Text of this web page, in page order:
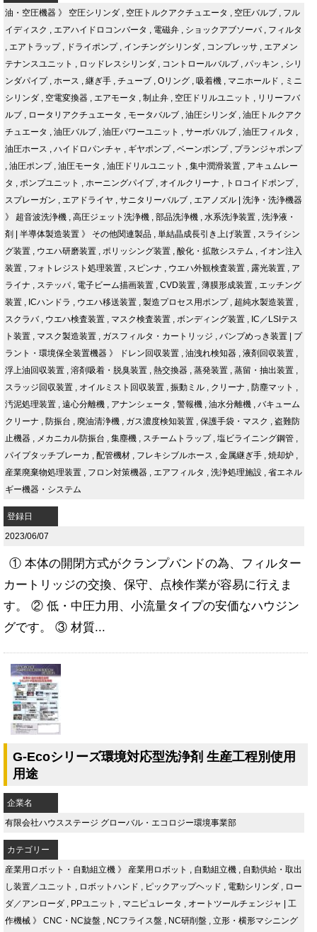
油・空圧機器 》 空圧シリンダ , 空圧トルクアクチュエータ , 空圧バルブ , フル
イディスク , エアハイドロコンバータ , 電磁弁 , ショックアブソーバ, フィルタ
, エアトラップ, ドライポンプ, インチングシリンダ , コンプレッサ , エアメン
テナンスユニット , ロッドレスシリンダ , コントロールバルブ , パッキン , シリ
ンダパイプ, ホース , 継ぎ手 , チューブ , Oリング , 吸着機 , マニホールド , ミニ
シリンダ , 空電変換器 , エアモータ , 制止弁 , 空圧ドリルユニット , リリーフバ
ルブ , ロータリアクチュエータ , モータバルブ , 油圧シリンダ , 油圧トルクアク
チュエータ , 油圧バルブ , 油圧パワーユニット , サーボバルブ , 油圧フィルタ ,
油圧ホース , ハイドロパンチャ , ギヤポンプ, ベーンポンプ, プランジャポンプ
, 油圧ポンプ, 油圧モータ , 油圧ドリルユニット , 集中潤滑装置 , アキュムレー
タ , ポンプユニット , ホーニングパイプ, オイルクリーナ , トロコイドポンプ,
スプレーガン , エアドライヤ , サニタリーバルブ , エアノズル
洗浄・洗浄機器
》 超音波洗浄機 , 高圧ジェット洗浄機 , 部品洗浄機 , 水系洗浄装置 , 洗浄液・
剤
半導体製造装置 》 その他関連製品 , 単結晶成長引き上げ装置 , スライシン
グ装置 , ウエハ研磨装置 , ポリッシング装置 , 酸化・拡散システム , イオン注入
装置 , フォトレジスト処理装置 , スピンナ , ウエハ外観検査装置 , 露光装置 , ア
ライナ , ステッパ , 電子ビーム描画装置 , CVD装置 , 薄膜形成装置 , エッチング
装置 , ICハンドラ , ウエハ移送装置 , 製造プロセス用ポンプ, 超純水製造装置 ,
スクラバ, ウエハ検査装置 , マスク検査装置 , ボンディング装置 , IC／LSIテス
ト装置 , マスク製造装置 , ガスフィルタ・カートリッジ , バンプめっき装置
プ
ラント・環境保全装置機器 》 ドレン回収装置 , 油洩れ検知器 , 液剤回収装置 ,
浮上油回収装置 , 溶剤吸着・脱臭装置 , 熱交換器 , 蒸発装置 , 蒸留・抽出装置 ,
スラッジ回収装置 , オイルミスト回収装置 , 振動ミル , クリーナ , 防塵マット ,
汚泥処理装置 , 遠心分離機 , アナンシェータ , 警報機 , 油水分離機 , バキューム
クリーナ , 防振台 , 廃油清浄機 , ガス濃度検知装置 , 保護手袋・マスク , 盗難防
止機器 , メカニカル防振台 , 集塵機 , スチームトラップ, 塩ビライニング鋼管 ,
パイプタッチブレーカ , 配管機材 , フレキシブルホース , 金属継ぎ手 , 焼却炉 ,
産業廃棄物処理装置 , フロン対策機器 , エアフィルタ , 洗浄処理施設 , 省エネル
ギー機器・システム
登録日
2023/06/07
① 本体の開閉方式がクランプバンドの為、フィルター
カートリッジの交換、保守、点検作業が容易に行えま
す。 ② 低・中圧力用、小流量タイプの安価なハウジン
グです。 ③ 材質...
G-Ecoシリーズ環境対応型洗浄剤 生産工程別使用
用途
企業名
有限会社ハウスステージ グローバル・エコロジー環境事業部
カテゴリー
産業用ロボット・自動組立機 》 産業用ロボット , 自動組立機 , 自動供給・取出
し装置／ユニット , ロボットハンド , ピックアップヘッド , 電動シリンダ , ロー
ダ／アンローダ , PPユニット , マニピュレータ , オートツールチェンジャ
工
作機械 》 CNC・NC旋盤 , NCフライス盤 , NC研削盤 , 立形・横形マシニング